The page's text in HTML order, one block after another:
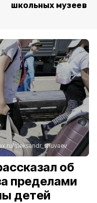
школьных музеев
aleksandr_shuvaev
об
пределами
детей